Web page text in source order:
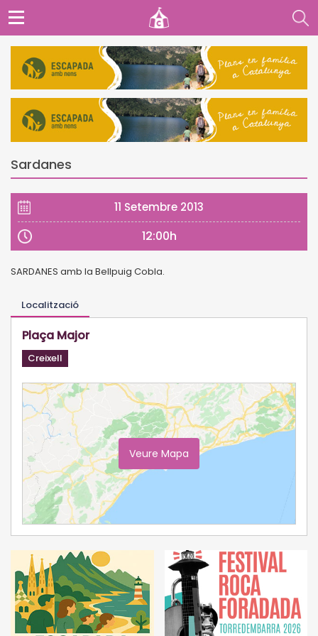
Sardanes
11 Setembre 2013
12:00h
SARDANES amb la Bellpuig Cobla.
Localització
Plaça Major
Creixell
Veure Mapa